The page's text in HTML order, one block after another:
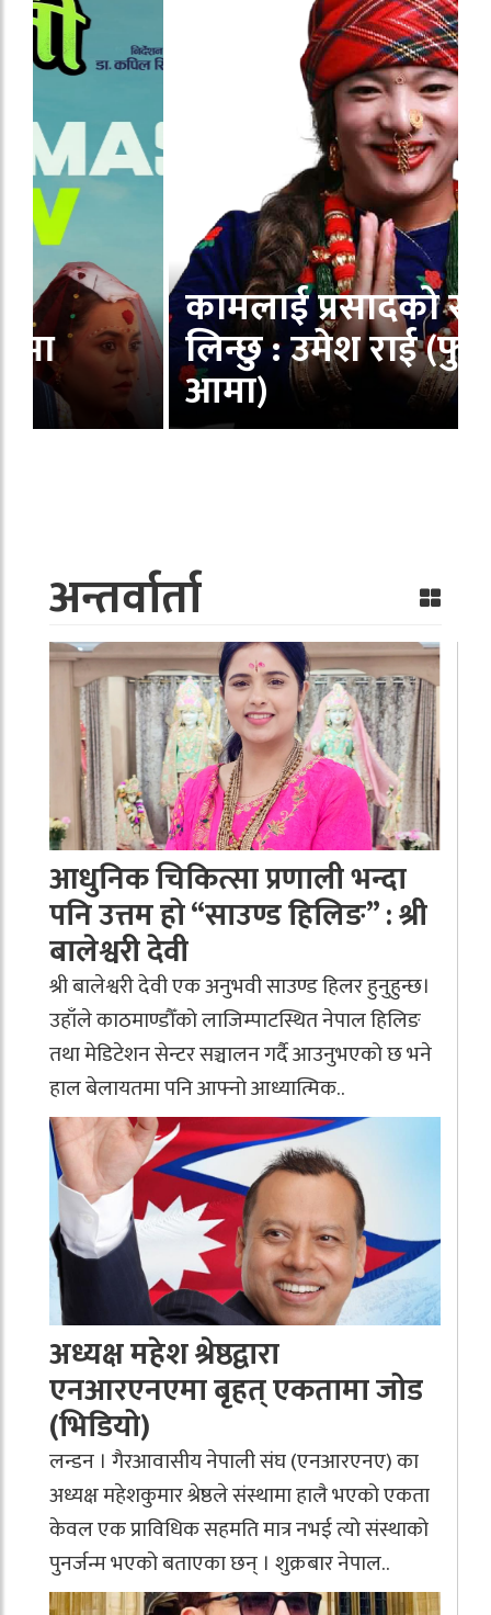
कामलाई प्रसादको रूपमा
लिन्छु : उमेश राई (फुलन्देकी
आमा)
अन्तर्वार्ता
आधुनिक चिकित्सा प्रणाली भन्दा
पनि उत्तम हो “साउण्ड हिलिङ” : श्री
बालेश्वरी देवी
श्री बालेश्वरी देवी एक अनुभवी साउण्ड हिलर हुनुहुन्छ।
उहाँले काठमाण्डौँको लाजिम्पाटस्थित नेपाल हिलिङ
तथा मेडिटेशन सेन्टर सञ्चालन गर्दै आउनुभएको छ भने
हाल बेलायतमा पनि आफ्नो आध्यात्मिक..
अध्यक्ष महेश श्रेष्ठद्वारा
एनआरएनएमा बृहत् एकतामा जोड
(भिडियो)
लन्डन । गैरआवासीय नेपाली संघ (एनआरएनए) का
अध्यक्ष महेशकुमार श्रेष्ठले संस्थामा हालै भएको एकता
केवल एक प्राविधिक सहमति मात्र नभई त्यो संस्थाको
पुनर्जन्म भएको बताएका छन् । शुक्रबार नेपाल..